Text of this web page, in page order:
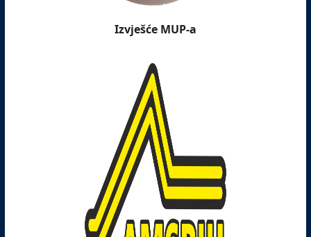
Izvješće MUP-a